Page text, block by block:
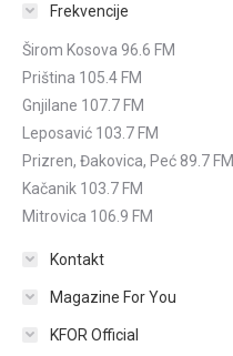
Frekvencije
Širom Kosova 96.6 FM
Priština 105.4 FM
Gnjilane 107.7 FM
Leposavić 103.7 FM
Prizren, Đakovica, Peć 89.7 FM
Kačanik 103.7 FM
Mitrovica 106.9 FM
Kontakt
Magazine For You
KFOR Official